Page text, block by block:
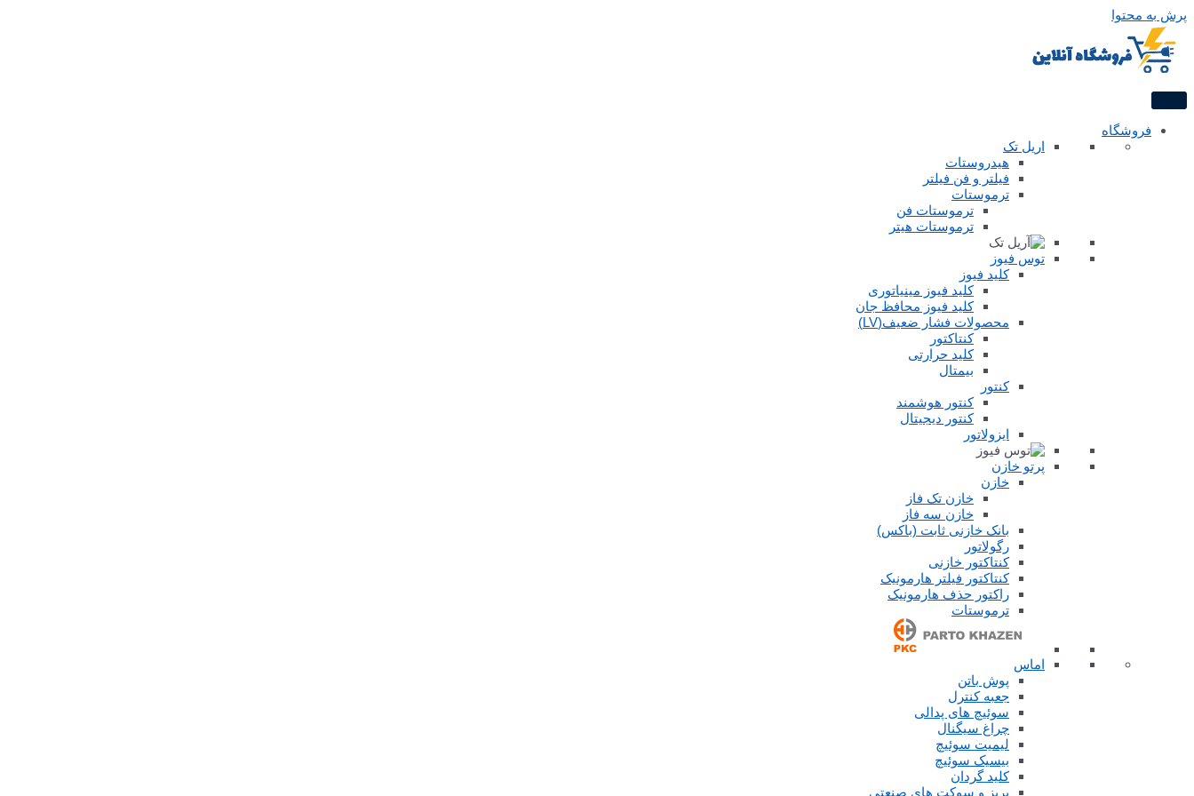
پرش به محتوا
فروشگاه
اریل تک
هیدروستات
فیلتر و فن فیلتر
ترموستات
ترموستات فن
ترموستات هیتر
توس فیوز
کلید فیوز
کلید فیوز مینیاتوری
کلید فیوز محافظ جان
محصولات فشار ضعیف(LV)
کنتاکتور
کلید حرارتی
بیمتال
کنتور
کنتور هوشمند
کنتور دیجیتال
ایزولاتور
پرتو خازن
خازن
خازن تک فاز
خازن سه فاز
بانک خازنی ثابت (باکس)
رگولاتور
کنتاکتور خازنی
کنتاکتور فیلتر هارمونیک
راکتور حذف هارمونیک
ترموستات
اماس
پوش باتن
جعبه کنترل
سوئیچ های پدالی
چراغ سیگنال
لیمیت سوئیچ
بیسیک سوئیچ
کلید گردان
پریز و سوکت های صنعتی